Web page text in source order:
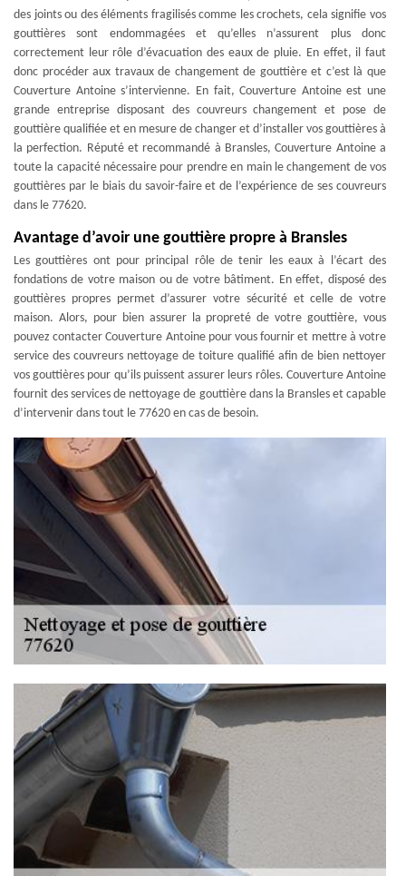
des joints ou des éléments fragilisés comme les crochets, cela signifie vos
gouttières sont endommagées et qu’elles n’assurent plus donc
correctement leur rôle d’évacuation des eaux de pluie. En effet, il faut
donc procéder aux travaux de changement de gouttière et c’est là que
Couverture Antoine s’intervienne. En fait, Couverture Antoine est une
grande entreprise disposant des couvreurs changement et pose de
gouttière qualifiée et en mesure de changer et d’installer vos gouttières à
la perfection. Réputé et recommandé à Bransles, Couverture Antoine a
toute la capacité nécessaire pour prendre en main le changement de vos
gouttières par le biais du savoir-faire et de l’expérience de ses couvreurs
dans le 77620.
Avantage d’avoir une gouttière propre à Bransles
Les gouttières ont pour principal rôle de tenir les eaux à l’écart des
fondations de votre maison ou de votre bâtiment. En effet, disposé des
gouttières propres permet d’assurer votre sécurité et celle de votre
maison. Alors, pour bien assurer la propreté de votre gouttière, vous
pouvez contacter Couverture Antoine pour vous fournir et mettre à votre
service des couvreurs nettoyage de toiture qualifié afin de bien nettoyer
vos gouttières pour qu’ils puissent assurer leurs rôles. Couverture Antoine
fournit des services de nettoyage de gouttière dans la Bransles et capable
d’intervenir dans tout le 77620 en cas de besoin.